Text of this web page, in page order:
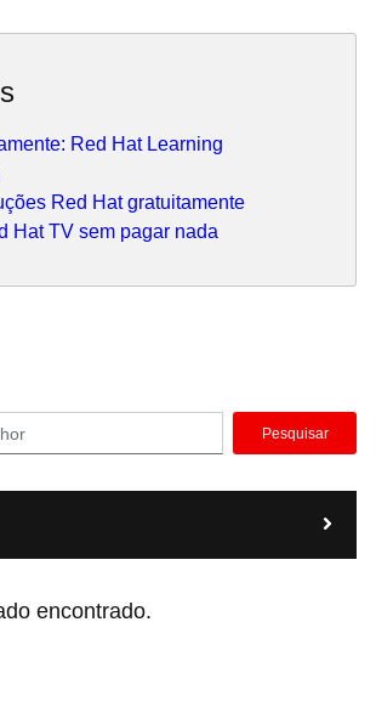
Red Hat Learning
Red Hat gratuitamente
Hat TV sem pagar nada
Pesquisar
encontrado.